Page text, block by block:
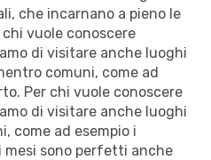
che incarnano a pieno le
vuole conoscere
di visitare anche luoghi
comuni, come ad
Per chi vuole conoscere
di visitare anche luoghi
come ad esempio i
mesi sono perfetti anche